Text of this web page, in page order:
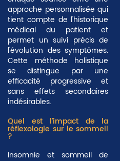
approche personnalisée qui
tient compte de l'historique
médical du patient et
permet un suivi précis de
l'évolution des symptômes.
Cette méthode holistique
se distingue par une
efficacité progressive et
sans effets secondaires
indésirables.
Quel est l'impact de la
réflexologie sur le sommeil
?
Insomnie et sommeil de